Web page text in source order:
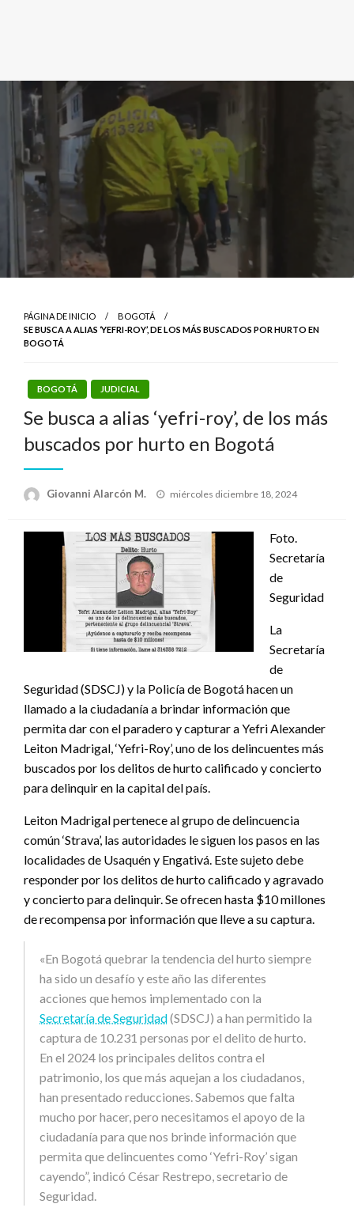
PÁGINA DE INICIO
BOGOTÁ
SE BUSCA A ALIAS ‘YEFRI-ROY’, DE LOS MÁS BUSCADOS POR HURTO EN
BOGOTÁ
BOGOTÁ JUDICIAL
Se busca a alias ‘yefri-roy’, de los más
buscados por hurto en Bogotá
Giovanni Alarcón M.
Publicado
miércoles diciembre 18, 2024
Foto.
Secretaría
de
Seguridad
La
Secretaría
de
Seguridad (SDSCJ) y la Policía de Bogotá hacen un
llamado a la ciudadanía a brindar información que
permita dar con el paradero y capturar a Yefri Alexander
Leiton Madrigal, ‘Yefri-Roy’, uno de los delincuentes más
buscados por los delitos de hurto calificado y concierto
para delinquir en la capital del país.
Leiton Madrigal pertenece al grupo de delincuencia
común ‘Strava’, las autoridades le siguen los pasos en las
localidades de Usaquén y Engativá. Este sujeto debe
responder por los delitos de hurto calificado y agravado
y concierto para delinquir. Se ofrecen hasta $10 millones
de recompensa por información que lleve a su captura.
«En Bogotá quebrar la tendencia del hurto siempre
ha sido un desafío y este año las diferentes
acciones que hemos implementado con la
Secretaría de Seguridad(SDSCJ) a han permitido la
captura de 10.231 personas por el delito de hurto.
En el 2024 los principales delitos contra el
patrimonio, los que más aquejan a los ciudadanos,
han presentado reducciones. Sabemos que falta
mucho por hacer, pero necesitamos el apoyo de la
ciudadanía para que nos brinde información que
permita que delincuentes como ‘Yefri-Roy’ sigan
cayendo”, indicó César Restrepo, secretario de
Seguridad.